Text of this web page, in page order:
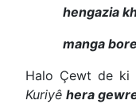
hengazia
manga bore
Halo Çewt de ki
Kuriyê hera